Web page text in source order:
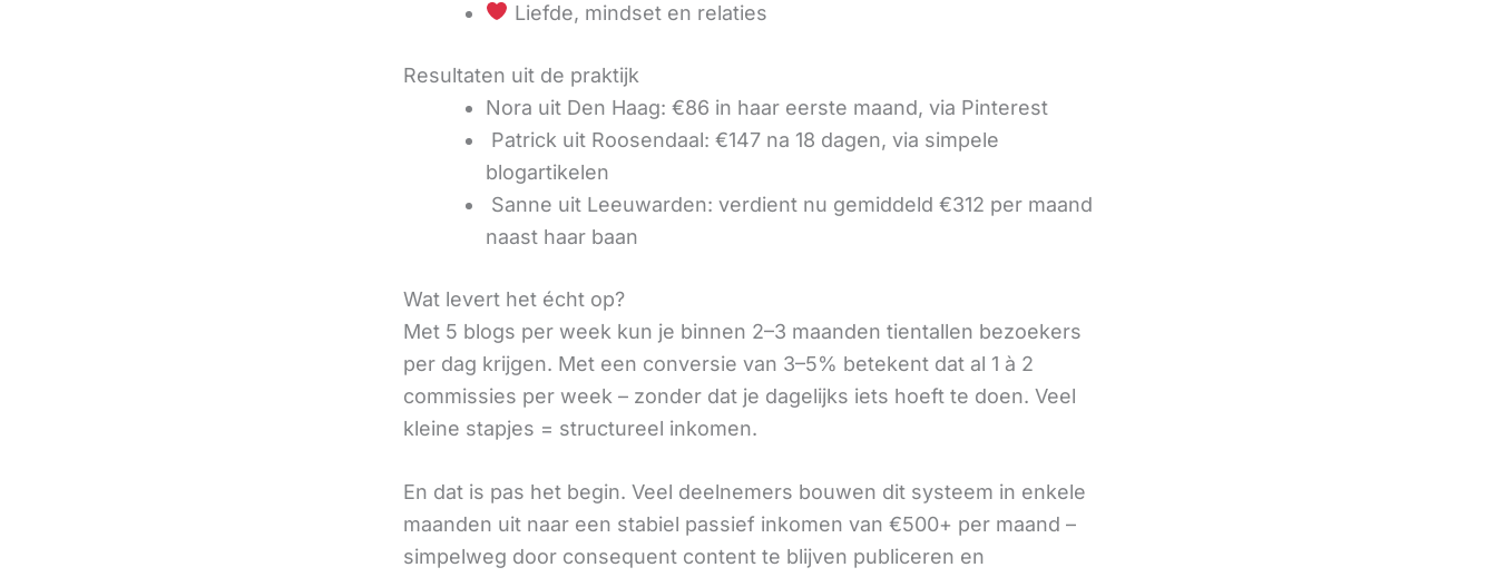
Liefde, mindset en relaties
Resultaten uit de praktijk
Nora uit Den Haag: €86 in haar eerste maand, via Pinterest
‍ Patrick uit Roosendaal: €147 na 18 dagen, via simpele
blogartikelen
‍ Sanne uit Leeuwarden: verdient nu gemiddeld €312 per maand
naast haar baan
Wat levert het écht op?
Met 5 blogs per week kun je binnen 2–3 maanden tientallen bezoekers
per dag krijgen. Met een conversie van 3–5% betekent dat al 1 à 2
commissies per week – zonder dat je dagelijks iets hoeft te doen. Veel
kleine stapjes = structureel inkomen.
En dat is pas het begin. Veel deelnemers bouwen dit systeem in enkele
maanden uit naar een stabiel passief inkomen van €500+ per maand –
simpelweg door consequent content te blijven publiceren en